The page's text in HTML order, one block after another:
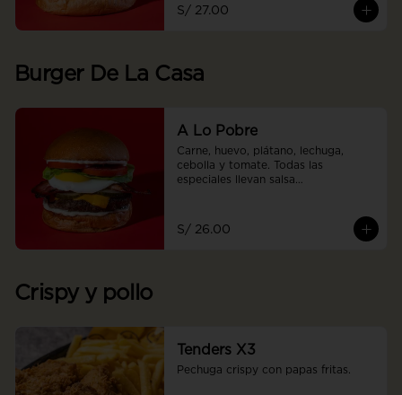
S/ 27.00
Burger De La Casa
A Lo Pobre
Carne, huevo, plátano, lechuga,
cebolla y tomate. Todas las
especiales llevan salsa
S/ 26.00
Crispy y pollo
Tenders X3
Pechuga crispy con papas fritas.